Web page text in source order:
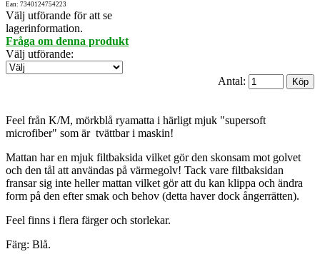
Ean: 7340124754223
Välj utförande för att se
lagerinformation.
Fråga om denna produkt
Välj utförande:
Antal:
Feel från K/M, mörkblå ryamatta i härligt mjuk "supersoft
microfiber" som är tvättbar i maskin!
Mattan har en mjuk filtbaksida vilket gör den skonsam mot golvet
och den tål att användas på värmegolv! Tack vare filtbaksidan
fransar sig inte heller mattan vilket gör att du kan klippa och ändra
form på den efter smak och behov (detta haver dock ångerrätten).
Feel finns i flera färger och storlekar.
Färg: Blå.